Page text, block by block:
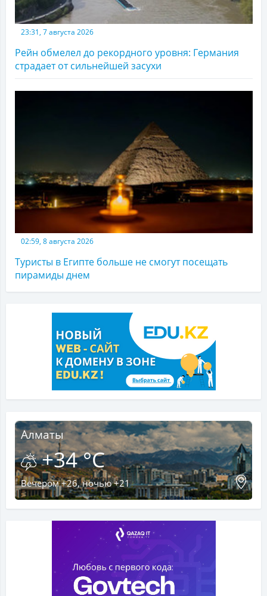
23:31, 7 августа 2026
Рейн обмелел до рекордного уровня: Германия
страдает от сильнейшей засухи
02:59, 8 августа 2026
Туристы в Египте больше не смогут посещать
пирамиды днем
Алматы
+34 °C
Вечером +26, ночью +21